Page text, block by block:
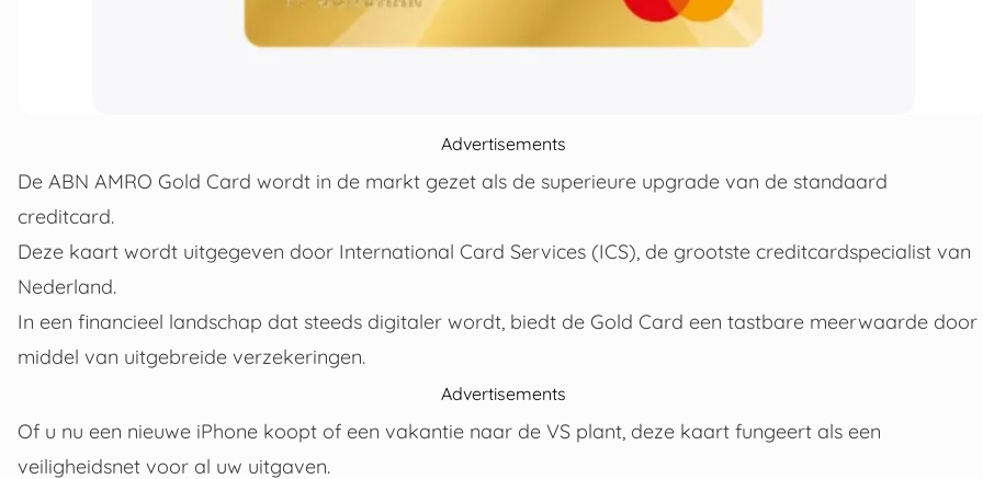
Advertisements
De ABN AMRO Gold Card wordt in de markt gezet als de superieure upgrade van de standaard
creditcard.
Deze kaart wordt uitgegeven door International Card Services (ICS), de grootste creditcardspecialist van
Nederland.
In een financieel landschap dat steeds digitaler wordt, biedt de Gold Card een tastbare meerwaarde door
middel van uitgebreide verzekeringen.
Advertisements
Of u nu een nieuwe iPhone koopt of een vakantie naar de VS plant, deze kaart fungeert als een
veiligheidsnet voor al uw uitgaven.